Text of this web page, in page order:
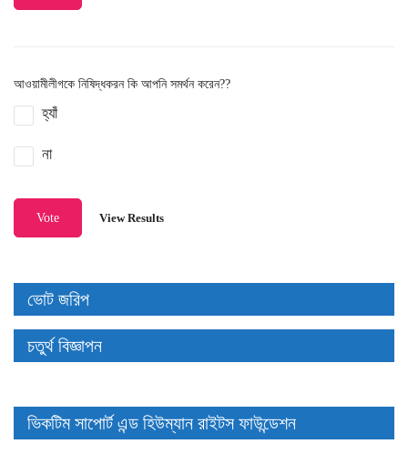
আওয়ামীলীগকে নিষিদ্ধকরন কি আপনি সমর্থন করেন??
হ্যাঁ
না
Vote View Results
ভোট জরিপ
চতুর্থ বিজ্ঞাপন
ভিকটিম সাপোর্ট এন্ড হিউম্যান রাইটস ফাউন্ডেশন